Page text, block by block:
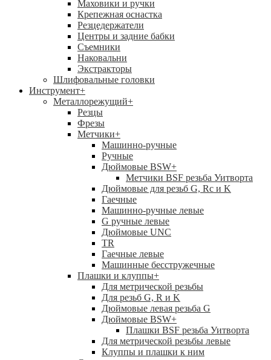
Маховики и ручки
Крепежная оснастка
Резцедержатели
Центры и задние бабки
Съемники
Наковальни
Экстракторы
Шлифовальные головки
Инструмент+
Металлорежущий+
Резцы
Фрезы
Метчики+
Машинно-ручные
Ручные
Дюймовые BSW+
Метчики BSF резьба Уитворта
Дюймовые для резьб G, Rc и K
Гаечные
Машинно-ручные левые
G ручные левые
Дюймовые UNC
TR
Гаечные левые
Машинные бесстружечные
Плашки и клуппы+
Для метрической резьбы
Для резьб G, R и K
Дюймовые левая резьба G
Дюймовые BSW+
Плашки BSF резьба Уитворта
Для метрической резьбы левые
Клуппы и плашки к ним